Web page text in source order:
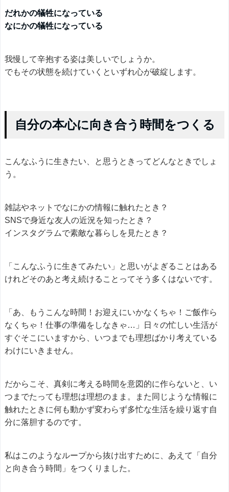
だれかの犠牲になっている
なにかの犠牲になっている
我慢して辛抱する姿は美しいでしょうか。
でもその状態を続けていくといずれ心が破綻します。
自分の本心に向き合う時間をつくる
こんなふうに生きたい、と思うときってどんなときでしょ
う。
雑誌やネットでなにかの情報に触れたとき？
SNSで身近な友人の近況を知ったとき？
インスタグラムで素敵な暮らしを見たとき？
「こんなふうに生きてみたい」と思いがよぎることはある
けれどそのあと考え続けることってそう多くはないです。
「あ、もうこんな時間！お迎えにいかなくちゃ！ご飯作ら
なくちゃ！仕事の準備をしなきゃ…」日々の忙しい生活が
すぐそこにいますから、いつまでも理想ばかり考えている
わけにいきません。
だからこそ、真剣に考える時間を意図的に作らないと、い
つまでたっても理想は理想のまま。また同じような情報に
触れたときに何も動かず変わらず多忙な生活を繰り返す自
分に落胆するのです。
私はこのようなループから抜け出すために、あえて「自分
と向き合う時間」をつくりました。